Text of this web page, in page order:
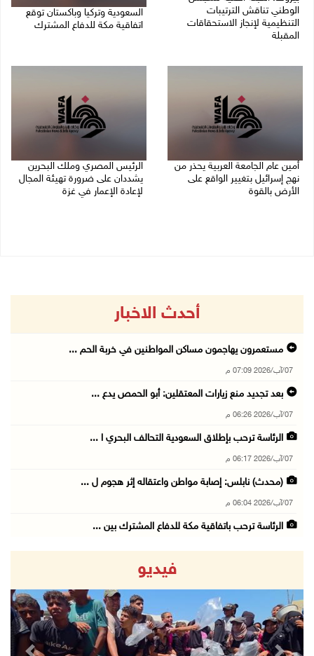
الوطني تناقش الترتيبات
التنظيمية لإنجاز الاستحقاقات
المقبلة
السعودية وتركيا وباكستان توقع
اتفاقية مكة للدفاع المشترك
أمين عام الجامعة العربية يحذر من
نهج إسرائيل بتغيير الواقع على
الأرض بالقوة
الرئيس المصري وملك البحرين
يشددان على ضرورة تهيئة المجال
لإعادة الإعمار في غزة
أحدث الاخبار
مستعمرون يهاجمون مساكن المواطنين في خربة الحم ...
07/آب/2026 07:09 م
بعد تجديد منع زيارات المعتقلين: أبو الحمص يدع ...
07/آب/2026 06:26 م
الرئاسة ترحب بإطلاق السعودية التحالف البحري ا ...
07/آب/2026 06:17 م
(محدث) نابلس: إصابة مواطن واعتقاله إثر هجوم ل ...
07/آب/2026 06:04 م
الرئاسة ترحب باتفاقية مكة للدفاع المشترك بين ...
07/آب/2026 04:57 م
بيروت: اللجنة الفنية للمجلس الوطني تناقش التر ...
07/آب/2026 03:31 م
فيديو